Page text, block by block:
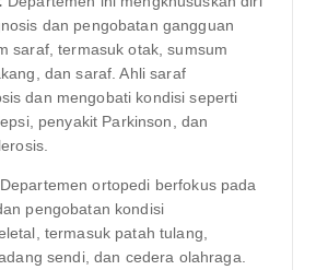
dan pengobatan gangguan
saraf, termasuk otak, sumsum
dan saraf. Ahli saraf
dan mengobati kondisi seperti
penyakit Parkinson, dan
Departemen ortopedi berfokus pada
pengobatan kondisi
termasuk patah tulang,
sendi, dan cedera olahraga.